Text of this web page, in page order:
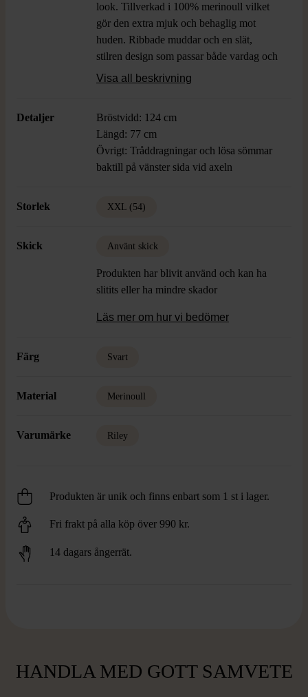
look. Tillverkad i 100% merinoull vilket
gör den extra mjuk och behaglig mot
huden. Ribbade muddar och en slät,
stilren design som passar både vardag och
dressade tillfällen. Tröjan har en klassisk
Visa all beskrivning
Detaljer
Bröstvidd: 124 cm
Längd: 77 cm
Övrigt: Tråddragningar och lösa sömmar
baktill på vänster sida vid axeln
Storlek XXL (54)
Skick Använt skick
Produkten har blivit använd och kan ha
slitits eller ha mindre skador
Läs mer om hur vi bedömer
Färg Svart
Material Merinoull
Varumärke Riley
Produkten är unik och finns enbart som 1 st i lager.
Fri frakt på alla köp över 990 kr.
14 dagars ångerrät.
HANDLA MED GOTT SAMVETE